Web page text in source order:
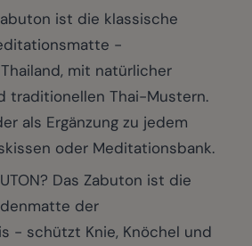
ist die klassische
-
mit natürlicher
traditionellen Thai-Mustern.
als Ergänzung zu jedem
oder Meditationsbank.
Das Zabuton ist die
der
- schützt Knie, Knöchel und